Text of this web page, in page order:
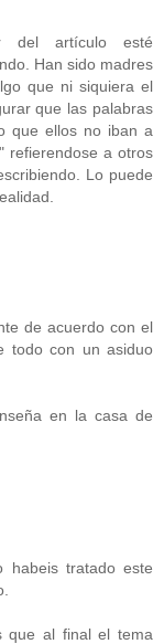
artículo esté
Han sido madres
que ni siquiera el
que las palabras
que ellos no iban a
refierendose a otros
Lo puede
de acuerdo con el
todo con un asiduo
en la casa de
habeis tratado este
que al final el tema